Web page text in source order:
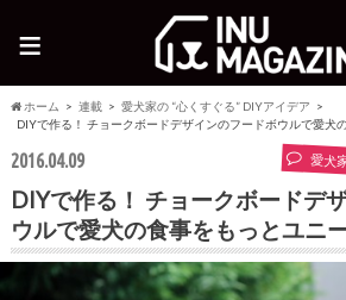
≡
ホーム 連載
愛犬家の “心くすぐる” DIYアイデア
DIYで作る！ チョークボードデザインのフードボウルで愛犬
2016.04.09 愛犬
DIYで作る！ チョークボードデ
ウルで愛犬の食事をもっとユニ